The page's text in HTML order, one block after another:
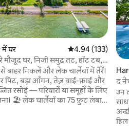
घर औसत रेटिंग 5 में से
4.94 (133)
मौजूद घर, निजी समुद्र तट, हॉट टब,
बाहर निकलें और लेक चार्लेवॉ में तैरें।
पिट, बड़ा आँगन, तेज़ वाई-फ़ाई और
रसोई — परिवारों या समूहों के लिए
फ़ुट लंबा
द
उन
अच्छी
हिल